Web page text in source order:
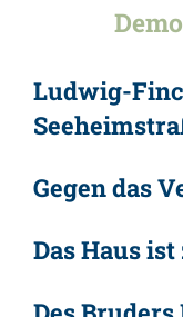
Ludwig-
Gegen das
Das Haus